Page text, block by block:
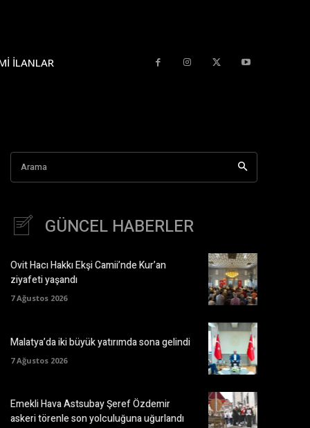
İLANLAR
Arama
GÜNCEL HABERLER
Ovit Hacı Hakkı Ekşi Camii’nde Kur’an
ziyafeti yaşandı
7 Ağustos 2026
Malatya’da iki büyük yatırımda sona gelindi
7 Ağustos 2026
Emekli Hava Astsubay Şeref Özdemir
askeri törenle son yolculuğuna uğurlandı